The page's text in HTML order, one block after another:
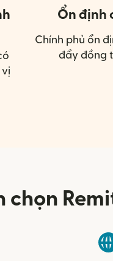
Ổn định
Chính phủ ổn
đẩy đồng
chọn